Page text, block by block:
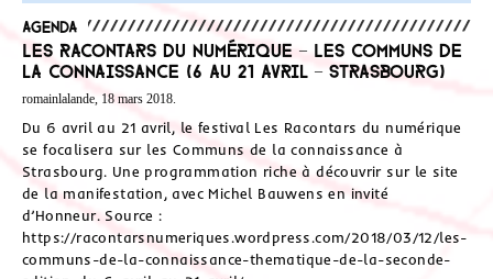
Agenda
Les Racontars du numérique – Les Communs de
la connaissance (6 au 21 avril – Strasbourg)
romainlalande, 18 mars 2018.
Du 6 avril au 21 avril, le festival Les Racontars du numérique
se focalisera sur les Communs de la connaissance à
Strasbourg. Une programmation riche à découvrir sur le site
de la manifestation, avec Michel Bauwens en invité
d’Honneur. Source :
https://racontarsnumeriques.wordpress.com/2018/03/12/les-
communs-de-la-connaissance-thematique-de-la-seconde-